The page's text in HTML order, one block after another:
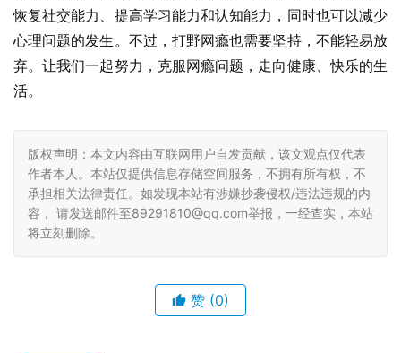
恢复社交能力、提高学习能力和认知能力，同时也可以减少
心理问题的发生。不过，打野网瘾也需要坚持，不能轻易放
弃。让我们一起努力，克服网瘾问题，走向健康、快乐的生
活。
版权声明：本文内容由互联网用户自发贡献，该文观点仅代表
作者本人。本站仅提供信息存储空间服务，不拥有所有权，不
承担相关法律责任。如发现本站有涉嫌抄袭侵权/违法违规的内
容， 请发送邮件至89291810@qq.com举报，一经查实，本站
将立刻删除。
赞 (0)